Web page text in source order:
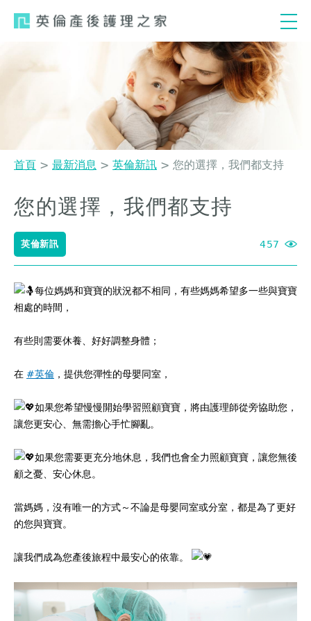
在
這
裡
首頁 > 最新消息 > 英倫新訊 > 您的選擇，我們都支持
Back
to
top
您的選擇，我們都支持
英倫新訊 457
每位媽媽和寶寶的狀況都不相同，有些媽媽希望多一些與寶寶
相處的時間，
有些則需要休養、好好調整身體；
在 #英倫 ，提供您彈性的母嬰同室，
如果您希望慢慢開始學習照顧寶寶，將由護理師從旁協助您，
讓您更安心、無需擔心手忙腳亂。
如果您需要更充分地休息，我們也會全力照顧寶寶，讓您無後
顧之憂、安心休息。
當媽媽，沒有唯一的方式～不論是母嬰同室或分室，都是為了更好
的您與寶寶。
讓我們成為您產後旅程中最安心的依靠。